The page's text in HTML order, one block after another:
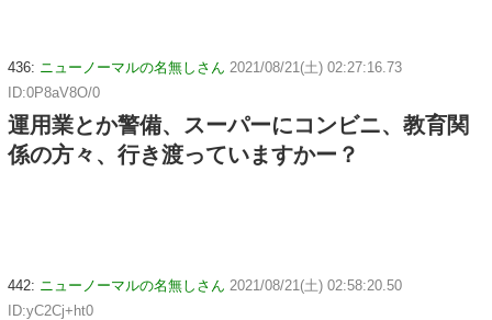
436: ニューノーマルの名無しさん 2021/08/21(土) 02:27:16.73
ID:0P8aV8O/0
運用業とか警備、スーパーにコンビニ、教育関
係の方々、行き渡っていますかー？
442: ニューノーマルの名無しさん 2021/08/21(土) 02:58:20.50
ID:yC2Cj+ht0